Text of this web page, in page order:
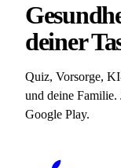
deiner
Quiz, Vorsorge,
und deine Familie.
Google Play.